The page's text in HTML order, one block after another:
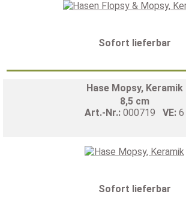
Sofort lieferbar
Hase Mopsy, Keramik
8,5 cm
Art.-Nr.: 000719 VE: 6
Sofort lieferbar